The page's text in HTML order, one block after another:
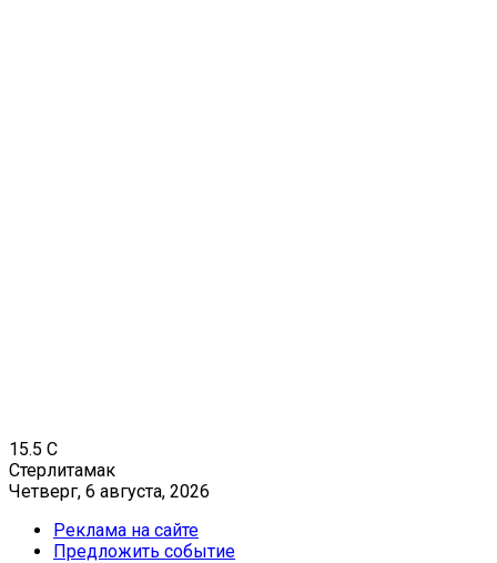
15.5 C
Стерлитамак
Четверг, 6 августа, 2026
Реклама на сайте
Предложить событие